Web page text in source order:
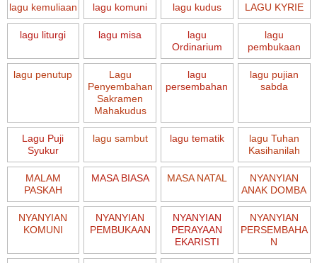
lagu kemuliaan lagu komuni lagu kudus LAGU KYRIE
lagu liturgi lagu misa
lagu
Ordinarium
lagu
pembukaan
lagu penutup
Lagu
Penyembahan
Sakramen
Mahakudus
lagu
persembahan
lagu pujian
sabda
Lagu Puji
Syukur
lagu sambut lagu tematik
lagu Tuhan
Kasihanilah
MALAM
PASKAH
MASA BIASA MASA NATAL
NYANYIAN
ANAK DOMBA
NYANYIAN
KOMUNI
NYANYIAN
PEMBUKAAN
NYANYIAN
PERAYAAN
EKARISTI
NYANYIAN
PERSEMBAHA
N